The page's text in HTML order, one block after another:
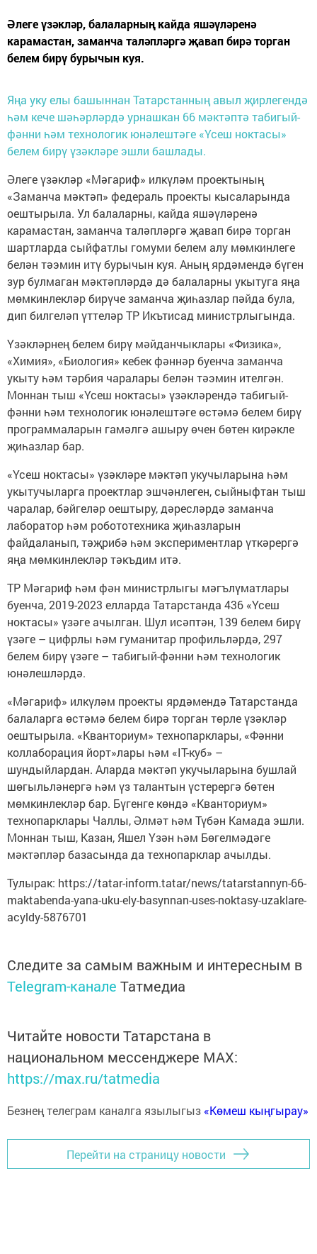
Әлеге үзәкләр, балаларның кайда яшәүләренә
карамастан, заманча таләпләргә җавап бирә торган
белем бирү бурычын куя.
Яңа уку елы башыннан Татарстанның авыл җирлегендә
һәм кече шәһәрләрдә урнашкан 66 мәктәптә табигый-
фәнни һәм технологик юнәлештәге «Үсеш ноктасы»
белем бирү үзәкләре эшли башлады.
Әлеге үзәкләр «Мәгариф» илкүләм проектының
«Заманча мәктәп» федераль проекты кысаларында
оештырыла. Ул балаларны, кайда яшәүләренә
карамастан, заманча таләпләргә җавап бирә торган
шартларда сыйфатлы гомуми белем алу мөмкинлеге
белән тәэмин итү бурычын куя. Аның ярдәмендә бүген
зур булмаган мәктәпләрдә дә балаларны укытуга яңа
мөмкинлекләр бирүче заманча җиһазлар пәйда була,
дип билгеләп үттеләр ТР Икътисад министрлыгында.
Үзәкләрнең белем бирү мәйданчыклары «Физика»,
«Химия», «Биология» кебек фәннәр буенча заманча
укыту һәм тәрбия чаралары белән тәэмин ителгән.
Моннан тыш «Үсеш ноктасы» үзәкләрендә табигый-
фәнни һәм технологик юнәлештәге өстәмә белем бирү
программаларын гамәлгә ашыру өчен бөтен кирәкле
җиһазлар бар.
«Үсеш ноктасы» үзәкләре мәктәп укучыларына һәм
укытучыларга проектлар эшчәнлеген, сыйныфтан тыш
чаралар, бәйгеләр оештыру, дәресләрдә заманча
лаборатор һәм робототехника җиһазларын
файдаланып, тәҗрибә һәм экспериментлар үткәрергә
яңа мөмкинлекләр тәкъдим итә.
ТР Мәгариф һәм фән министрлыгы мәгълүматлары
буенча, 2019-2023 елларда Татарстанда 436 «Үсеш
ноктасы» үзәге ачылган. Шул исәптән, 139 белем бирү
үзәге – цифрлы һәм гуманитар профильләрдә, 297
белем бирү үзәге – табигый-фәнни һәм технологик
юнәлешләрдә.
«Мәгариф» илкүләм проекты ярдәмендә Татарстанда
балаларга өстәмә белем бирә торган төрле үзәкләр
оештырыла. «Кванториум» технопарклары, «Фәнни
коллаборация йорт»лары һәм «IT-куб» –
шундыйлардан. Аларда мәктәп укучыларына бушлай
шөгыльләнергә һәм үз талантын үстерергә бөтен
мөмкинлекләр бар. Бүгенге көндә «Кванториум»
технопарклары Чаллы, Әлмәт һәм Түбән Камада эшли.
Моннан тыш, Казан, Яшел Үзән һәм Бөгелмәдәге
мәктәпләр базасында да технопарклар ачылды.
Тулырак: https://tatar-inform.tatar/news/tatarstannyn-66-
maktabenda-yana-uku-ely-basynnan-uses-noktasy-uzaklare-
acyldy-5876701
Следите за самым важным и интересным в
Telegram-канале Татмедиа
Читайте новости Татарстана в
национальном мессенджере MАХ:
https://max.ru/tatmedia
Безнең телеграм каналга язылыгыз «Көмеш кыңгырау»
Перейти на страницу новости